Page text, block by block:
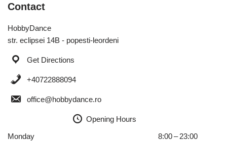
Contact
HobbyDance
str. eclipsei 14B - popesti-leordeni
Get Directions
+40722888094
office@hobbydance.ro
Opening Hours
Monday
8:00 – 23:00